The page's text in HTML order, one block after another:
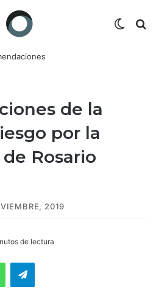
de la
por la
Rosario
2019
de lectura